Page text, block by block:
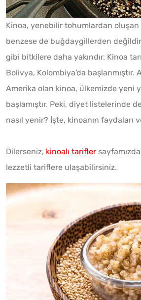
Kinoa, yenebilir tohumlardan oluşan
benzese de buğdaygillerden
gibi bitkilere daha yakındır. Kinoa
Bolivya, Kolombiya'da başlanmıştır.
Amerika olan kinoa, ülkemizde yeni
başlamıştır. Peki, diyet listelerinde
nasıl yenir? İşte, kinoanın faydaları
Dilerseniz, kinoalı tarifler
lezzetli tariflere ulaşabilirsiniz.